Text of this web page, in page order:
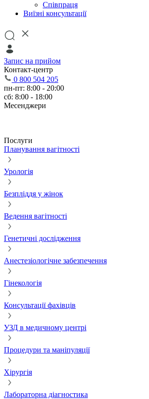
Співпраця
Виїзні консультації
Запис на прийом
Контакт-центр
0 800 504 205
пн-пт: 8:00 - 20:00
сб: 8:00 - 18:00
Месенджери
Послуги
Планування вагітності
Урологія
Безпліддя у жінок
Ведення вагітності
Генетичні дослідження
Анестезіологічне забезпечення
Гінекологія
Консультації фахівців
УЗД в медичному центрі
Процедури та маніпуляції
Хірургія
Лабораторна діагностика